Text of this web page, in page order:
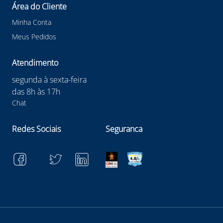
Confira outras categorias de Máscara de Segurança!
#mascaradesegurança #mascaradesegurança
#mascarasolda3M #3M #mascaraspeedglas3M #EPI
Área do Cliente
Minha Conta
Meus Pedidos
Atendimento
segunda à sexta-feira
das 8h às 17h
Chat
Redes Sociais Seguranca